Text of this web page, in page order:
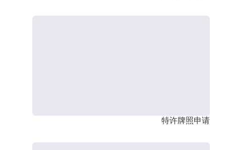
特许牌照申请